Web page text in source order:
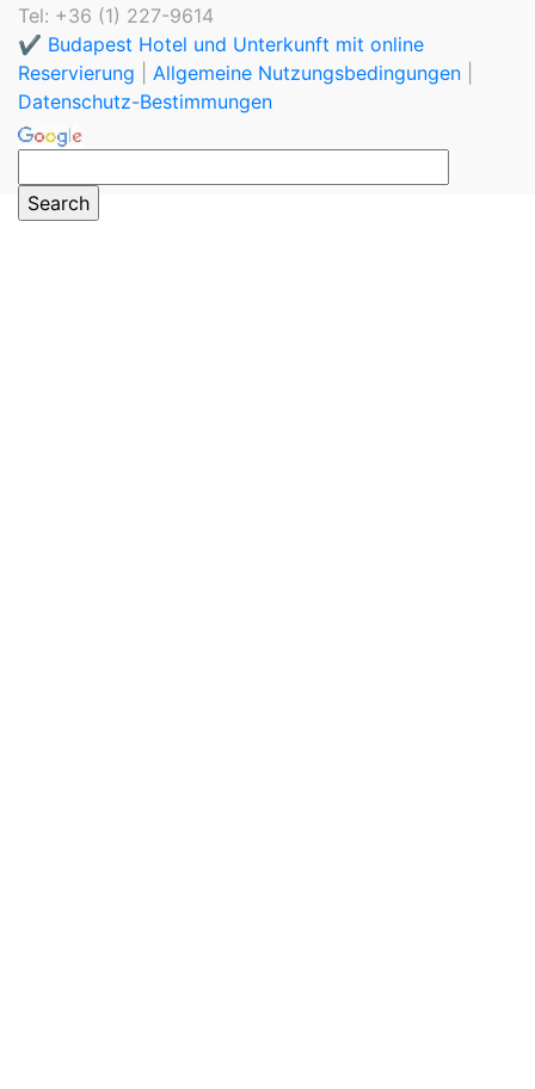
Tel: +36 (1) 227-9614
✔️ Budapest Hotel und Unterkunft mit online
Reservierung
Allgemeine Nutzungsbedingungen
Datenschutz-Bestimmungen